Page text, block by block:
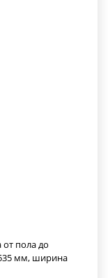
от пола до
мм, ширина